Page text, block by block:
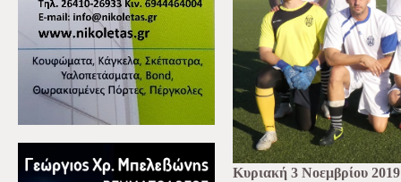
Κυριακή 3 Νοεμβρίου 2019